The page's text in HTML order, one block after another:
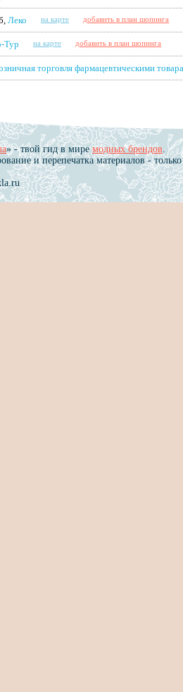
Леко на карте добавить в план шопинга
Тур на карте добавить в план шопинга
торговля фармацевтическими
» - твой гид в миремодных брендов
и перепечатка материалов - только